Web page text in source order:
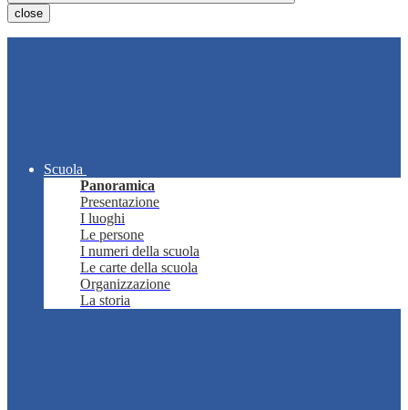
close
Scuola
Panoramica
Presentazione
I luoghi
Le persone
I numeri della scuola
Le carte della scuola
Organizzazione
La storia